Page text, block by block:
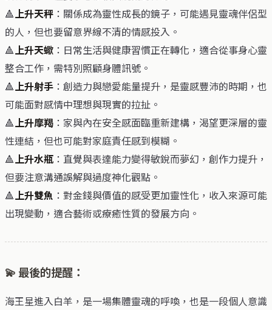
🔺上升天秤 ：關係成為靈性成長的鏡子，可能遇見靈魂伴侶型
的人，但也要留意界線不清的情感投入。
🔺上升天蠍 ：日常生活與健康習慣正在轉化，適合從事身心靈
整合工作，需特別照顧身體訊號。
🔺上升射手 ：創造力與戀愛能量提升，是靈感豐沛的時期，也
可能面對感情中理想與現實的拉扯。
🔺上升摩羯 ：家與內在安全感面臨重新建構，渴望更深層的靈
性連結，但也可能對家庭責任感到模糊。
🔺上升水瓶 ：直覺與表達能力變得敏銳而夢幻，創作力提升，
但要注意溝通誤解與過度神化觀點。
🔺上升雙魚 ：對金錢與價值的感受更加靈性化，收入來源可能
出現變動，適合藝術或療癒性質的發展方向。
💫 最後的提醒：
海王星進入白羊，是一場集體靈魂的呼喚，也是一段個人意識